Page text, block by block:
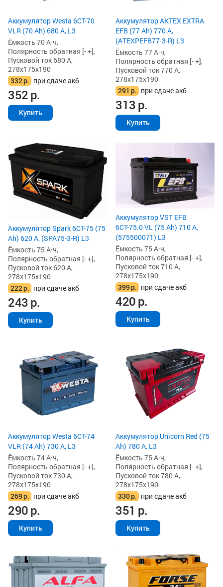
Аккумулятор Westa 6СТ-70
VLR (70 Ah) 680 А, L3
Ёмкость 70 А·ч,
Полярность обратная [- +],
Пусковой ток 680 А,
278x175x190
332р. при сдаче акб
352р.
Купить
Аккумулятор AKTEX EXTRA
EFB (77 Ah) 770 А,
(ATEXPEFB77-3-R) L3
Ёмкость 77 А·ч,
Полярность обратная [- +],
Пусковой ток 770 А,
278x175x190
291 р. при сдаче акб
313р.
Купить
Аккумулятор Spark 6СТ-75 (75
Ah) 620 А, (SPA75-3-R) L3
Ёмкость 75 А·ч,
Полярность обратная [- +],
Пусковой ток 620 А,
278x175x190
222р. при сдаче акб
243р.
Купить
Аккумулятор VST EFB
6СТ-75.0 VL (75 Ah) 710 А,
(575500071) L3
Ёмкость 75 А·ч,
Полярность обратная [- +],
Пусковой ток 710 А,
278x175x190
399р. при сдаче акб
420р.
Купить
Аккумулятор Westa 6СТ-74
VLR (74 Ah) 730 А, L3
Ёмкость 74 А·ч,
Полярность обратная [- +],
Пусковой ток 730 А,
278x175x190
269р. при сдаче акб
290р.
Купить
Аккумулятор Unicorn Red (75
Ah) 780 А, L3
Ёмкость 75 А·ч,
Полярность обратная [- +],
Пусковой ток 780 А,
278x175x190
330р. при сдаче акб
351 р.
Купить